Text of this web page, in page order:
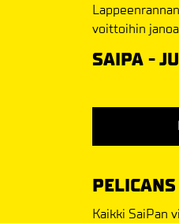
voittoihin
SAIPA -
Kaikki SaiPan